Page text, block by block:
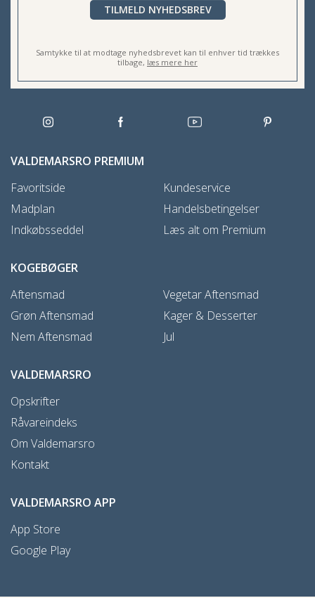
TILMELD NYHEDSBREV
Samtykke til at modtage nyhedsbrevet kan til enhver tid trækkes
tilbage, læs mere her
VALDEMARSRO PREMIUM
Favoritside
Madplan
Indkøbsseddel
Kundeservice
Handelsbetingelser
Læs alt om Premium
KOGEBØGER
Aftensmad
Grøn Aftensmad
Nem Aftensmad
Vegetar Aftensmad
Kager & Desserter
Jul
VALDEMARSRO
Opskrifter
Råvareindeks
Om Valdemarsro
Kontakt
VALDEMARSRO APP
App Store
Google Play